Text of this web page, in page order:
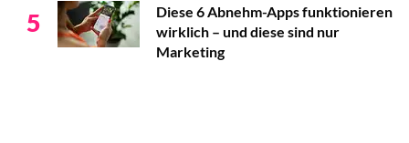
5
Diese 6 Abnehm-Apps funktionieren
wirklich – und diese sind nur
Marketing